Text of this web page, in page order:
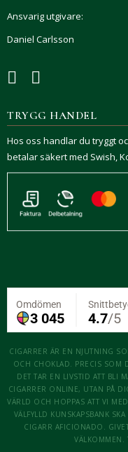
Ansvarig utgivare:
Daniel Carlsson
TRYGG HANDEL
Hos oss handlar du tryggt
betalar säkert med Swish,
CIGARRER ÄR EN NJUTNING
OCH CHOKLAD. PRECIS SOM
DET TAR EN LIVSTID ATT BLI
CIGARRER ONLINE, UTAN PÅ
VÄRLD OCH HOPPAS ATT VI
VÄLFYLLD KUNSKAPSBANK
CIGARR AFICIONADO.
VÄLKOMMEN.